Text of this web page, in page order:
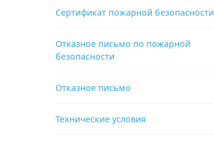
Сертификат пожарной безопасности
Отказное письмо по пожарной
безопасности
Отказное письмо
Технические условия